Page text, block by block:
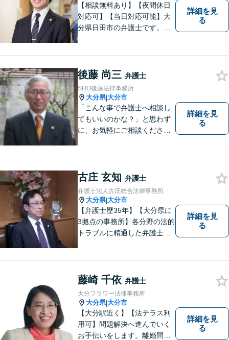
【相談無料あり】【夜間休日
対応可】【当日対応可能】大
分県日田市の弁護士です。離
詳細を見
る
後藤 尚三 弁護士
SHO後藤法律事務所
大分県|大分市
「こんな事で弁護士へ相談し
てもいいのかな？」と思わず
に、お気軽にご相談くださ
詳細を見
る
古庄 玄知 弁護士
弁護士法人古庄総合法律事務所
大分県|大分市
【弁護士歴35年】【大分県に
3拠点の事務所】各分野の法的
トラブルに精通した弁護士で
いアットホームな雰囲気の事
務所です。
詳細を見
る
藤崎 千依 弁護士
大分フラワー法律事務所
大分県|大分市
【大分駅近く】【法テラス利
用可】問題解決へ進んでいく
お手伝いをします。離婚問題
詳細を見
る